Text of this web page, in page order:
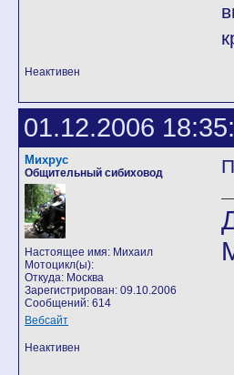
Неактивен
01.12.2006
Михрус
Общительный сибиховод
Настоящее имя: Михаил
Мотоцикл(ы):
Откуда: Москва
Зарегистрирован: 09.10.2006
Сообщений: 614
Вебсайт
Неактивен